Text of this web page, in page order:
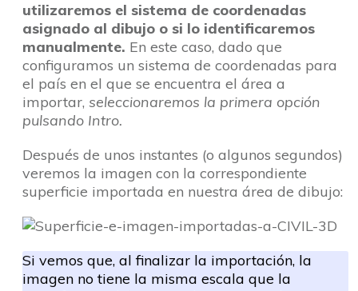
utilizaremos el sistema de coordenadas
asignado al dibujo o si lo identificaremos
manualmente. En este caso, dado que
configuramos un sistema de coordenadas para
el país en el que se encuentra el área a
importar, seleccionaremos la primera opción
pulsando Intro.
Después de unos instantes (o algunos segundos)
veremos la imagen con la correspondiente
superficie importada en nuestra área de dibujo:
Si vemos que, al finalizar la importación, la
imagen no tiene la misma escala que la